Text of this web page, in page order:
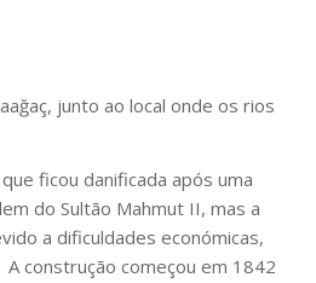
junto ao local onde os rios
ficou danificada após uma
do Sultão Mahmut II, mas a
a dificuldades económicas,
A construção começou em 1842